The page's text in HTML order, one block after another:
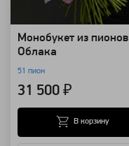
Монобукет из пионов
Облака
51 пион
31 500 ₽
В корзину